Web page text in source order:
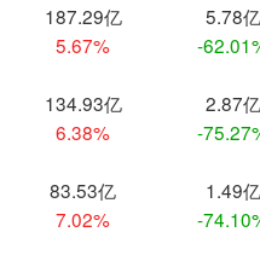
187.29亿
5.67%
5.78亿
-
134.93亿
6.38%
2.87亿
-
83.53亿
7.02%
1.49亿
-